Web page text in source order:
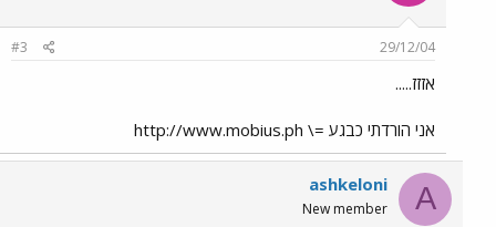
29/12/04
#3
אזזז.....
אני הורדתי כבגע =\ http://www.mobius.ph
A
ashkeloni
New member